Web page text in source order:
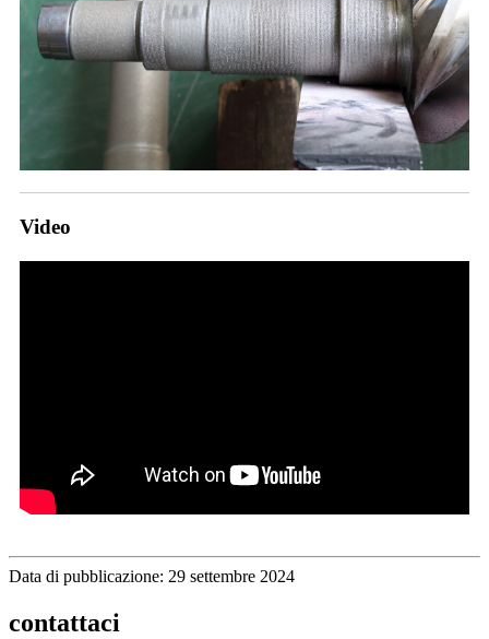
Video
Data di pubblicazione: 29 settembre 2024
contattaci